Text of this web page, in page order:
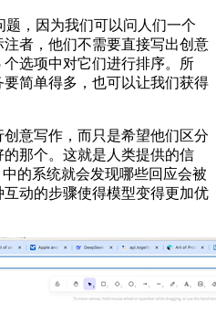
，因为我们可以问人们一个
者，他们不需要直接写出创意
选项中对它们进行排序。所
简单得多，也可以让我们获得
意写作，而只是希望他们区分
那个。这就是人类提供的信
的系统就会发现哪些回应会被
动的步骤使得模型变得更加优